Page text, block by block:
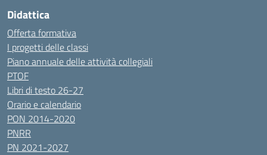
Didattica
Offerta formativa
I progetti delle classi
Piano annuale delle attività collegiali
PTOF
Libri di testo 26-27
Orario e calendario
PON 2014-2020
PNRR
PN 2021-2027